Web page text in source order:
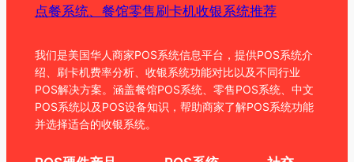
点餐系统、餐馆零售刷卡机收银系统推荐
我们是美国华人商家POS系统信息平台，提供POS系统介
绍、刷卡机费率分析、收银系统功能对比以及不同行业
POS解决方案。涵盖餐馆POS系统、零售POS系统、中文
POS系统以及POS设备知识，帮助商家了解POS系统功能
并选择适合的收银系统。